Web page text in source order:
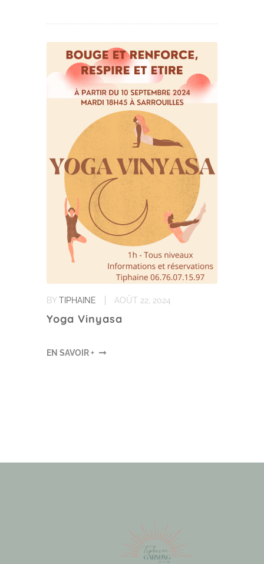
BYTIPHAINE AOÛT 22, 2024
Yoga Vinyasa
EN SAVOIR +